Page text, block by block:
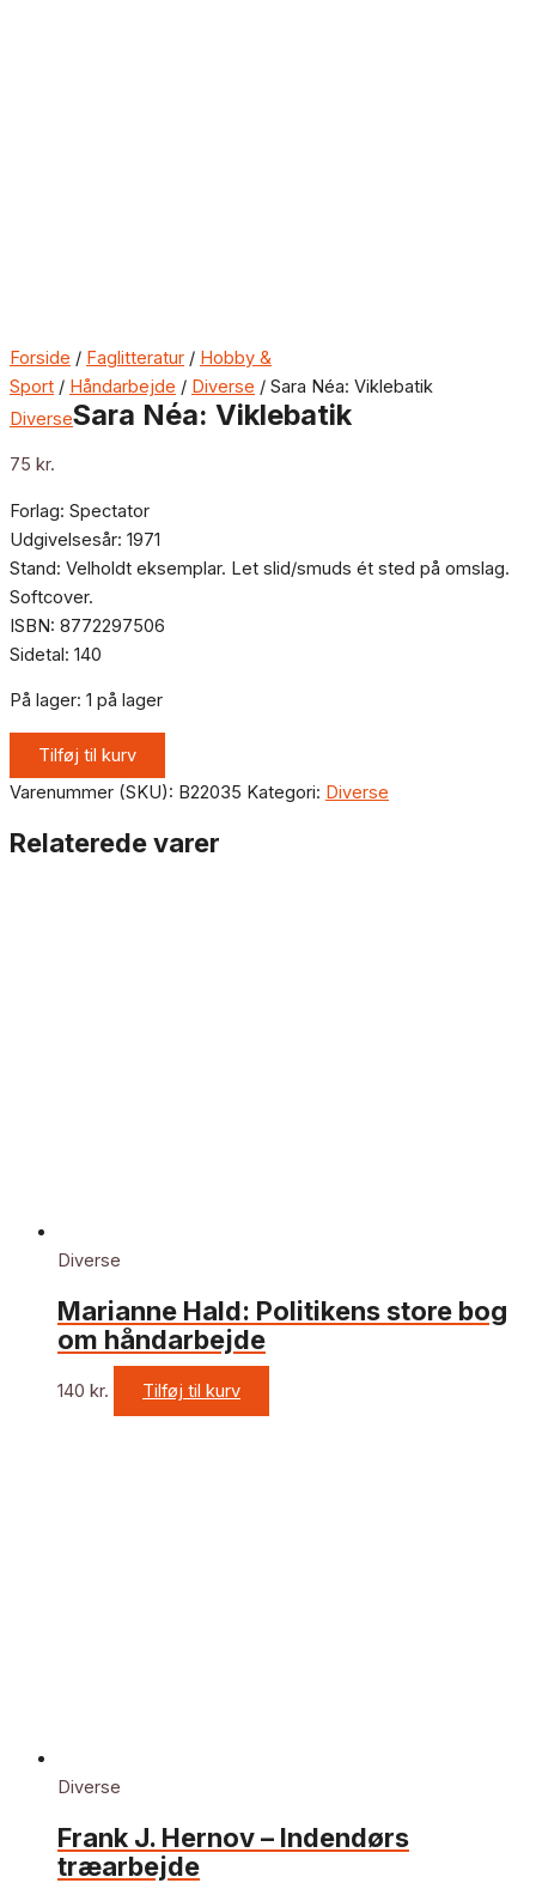
Forside / Faglitteratur / Hobby &
Sport / Håndarbejde / Diverse / Sara Néa: Viklebatik
DiverseSara Néa: Viklebatik
75 kr.
Forlag: Spectator
Udgivelsesår: 1971
Stand: Velholdt eksemplar. Let slid/smuds ét sted på omslag.
Softcover.
ISBN: 8772297506
Sidetal: 140
På lager: 1 på lager
Tilføj til kurv
Varenummer (SKU): B22035 Kategori: Diverse
Relaterede varer
Diverse
Marianne Hald: Politikens store bog
om håndarbejde
140 kr. Tilføj til kurv
Diverse
Frank J. Hernov – Indendørs
træarbejde